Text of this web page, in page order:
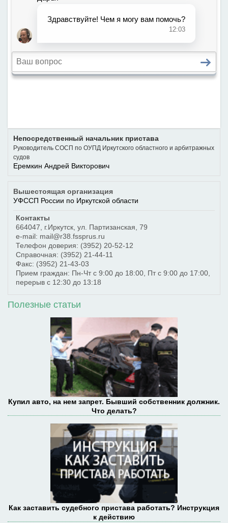
Непосредственный начальник пристава
Руководитель СОСП по ОУПД Иркутского областного и арбитражных
судов
Еремкин Андрей Викторович
Вышестоящая организация
УФССП России по Иркутской области
Контакты
664047
г.Иркутск ул. Партизанская, 79
e-mail: mail@r38.fssprus.ru
Телефон доверия: (3952) 20-52-12
Справочная: (3952) 21-44-11
Факс: (3952) 21-43-03
Прием граждан: Пн-Чт с 9:00 до 18:00, Пт с 9:00 до 17:00,
перерыв с 12:30 до 13:18
Полезные статьи
Купил авто, на нем запрет. Бывший собственник должник.
Что делать?
Как заставить судебного пристава работать? Инструкция
к действию